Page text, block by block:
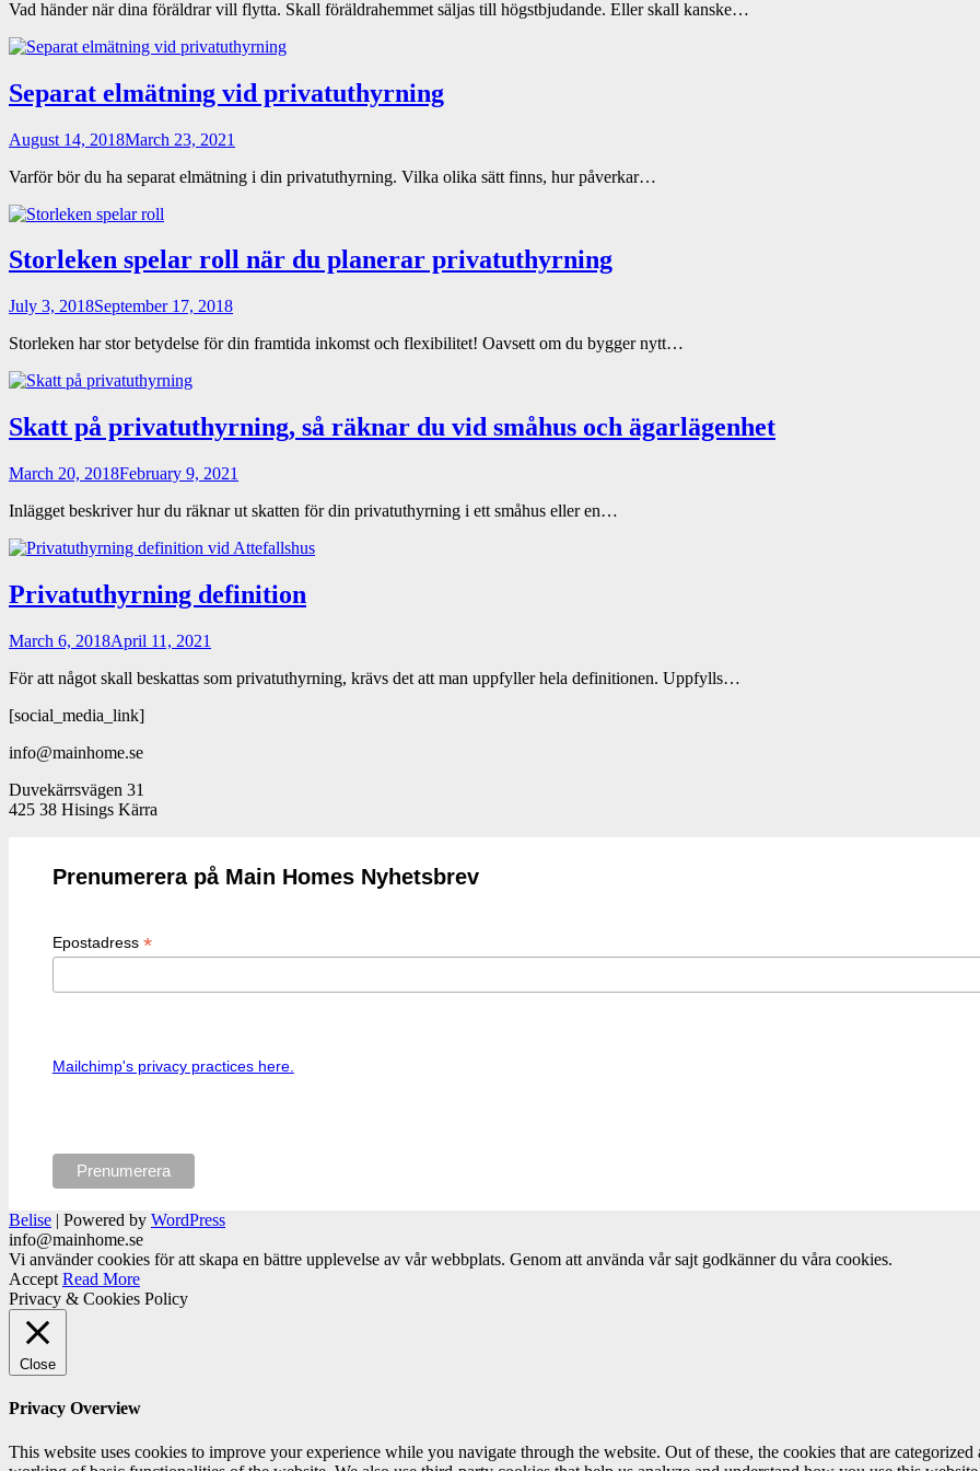
Vad händer när dina föräldrar vill flytta. Skall föräldrahemmet säljas till högstbjudande. Eller skall kanske…
Separat elmätning vid privatuthyrning
August 14, 2018March 23, 2021
Varför bör du ha separat elmätning i din privatuthyrning. Vilka olika sätt finns, hur påverkar…
Storleken spelar roll när du planerar privatuthyrning
July 3, 2018September 17, 2018
Storleken har stor betydelse för din framtida inkomst och flexibilitet! Oavsett om du bygger nytt…
Skatt på privatuthyrning, så räknar du vid småhus och ägarlägenhet
March 20, 2018February 9, 2021
Inlägget beskriver hur du räknar ut skatten för din privatuthyrning i ett småhus eller en…
Privatuthyrning definition
March 6, 2018April 11, 2021
För att något skall beskattas som privatuthyrning, krävs det att man uppfyller hela definitionen. Uppfylls…
[social_media_link]
info@mainhome.se
Duvekärrsvägen 31
425 38 Hisings Kärra
Prenumerera på Main Homes Nyhetsbrev
Epostadress *
Mailchimp's privacy practices here.
Belise | Powered by WordPress
info@mainhome.se
Vi använder cookies för att skapa en bättre upplevelse av vår webbplats. Genom att använda vår sajt godkänner du våra cookies.
Accept Read More
Privacy & Cookies Policy
Close
Privacy Overview
This website uses cookies to improve your experience while you navigate through the website. Out of these, the cookies that are categorized